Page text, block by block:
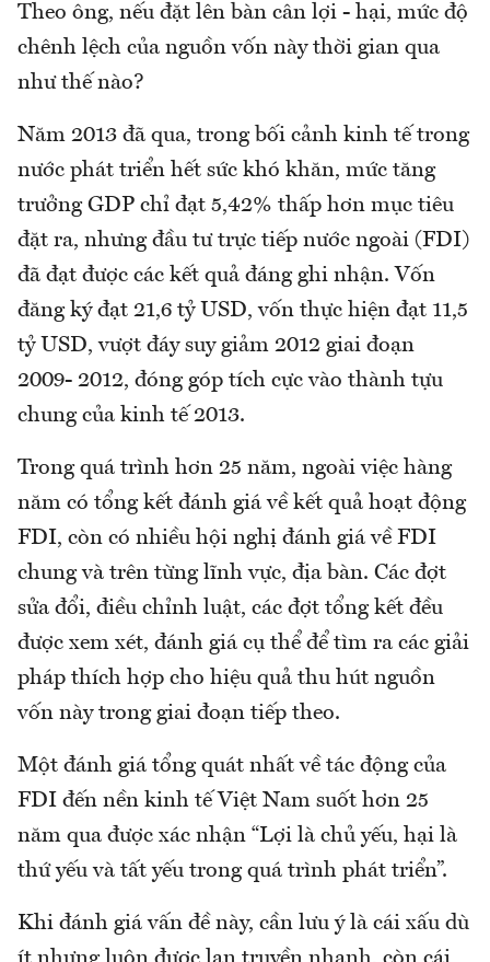
Theo ông, nếu đặt lên bàn cân lợi - hại, mức độ
chênh lệch của nguồn vốn này thời gian qua
như thế nào?
Năm 2013 đã qua, trong bối cảnh kinh tế trong
nước phát triển hết sức khó khăn, mức tăng
trưởng GDP chỉ đạt 5,42% thấp hơn mục tiêu
đặt ra, nhưng đầu tư trực tiếp nước ngoài (FDI)
đã đạt được các kết quả đáng ghi nhận. Vốn
đăng ký đạt 21,6 tỷ USD, vốn thực hiện đạt 11,5
tỷ USD, vượt đáy suy giảm 2012 giai đoạn
2009- 2012, đóng góp tích cực vào thành tựu
chung của kinh tế 2013.
Trong quá trình hơn 25 năm, ngoài việc hàng
năm có tổng kết đánh giá về kết quả hoạt động
FDI, còn có nhiều hội nghị đánh giá về FDI
chung và trên từng lĩnh vực, địa bàn. Các đợt
sửa đổi, điều chỉnh luật, các đợt tổng kết đều
được xem xét, đánh giá cụ thể để tìm ra các giải
pháp thích hợp cho hiệu quả thu hút nguồn
vốn này trong giai đoạn tiếp theo.
Một đánh giá tổng quát nhất về tác động của
FDI đến nền kinh tế Việt Nam suốt hơn 25
năm qua được xác nhận “Lợi là chủ yếu, hại là
thứ yếu và tất yếu trong quá trình phát triển”.
Khi đánh giá vấn đề này, cần lưu ý là cái xấu dù